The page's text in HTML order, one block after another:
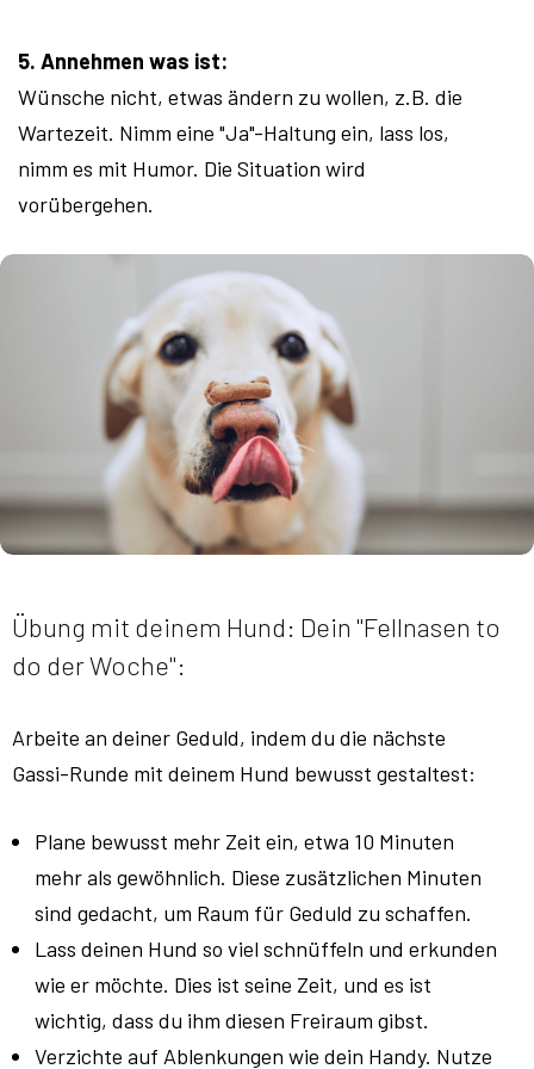
5. Annehmen was ist:
Wünsche nicht, etwas ändern zu wollen, z.B. die
Wartezeit. Nimm eine "Ja"-Haltung ein, lass los,
nimm es mit Humor. Die Situation wird
vorübergehen.
Übung mit deinem Hund: Dein "Fellnasen to
do der Woche":
Arbeite an deiner Geduld, indem du die nächste
Gassi-Runde mit deinem Hund bewusst gestaltest:
Plane bewusst mehr Zeit ein, etwa 10 Minuten
mehr als gewöhnlich. Diese zusätzlichen Minuten
sind gedacht, um Raum für Geduld zu schaffen.
Lass deinen Hund so viel schnüffeln und erkunden
wie er möchte. Dies ist seine Zeit, und es ist
wichtig, dass du ihm diesen Freiraum gibst.
Verzichte auf Ablenkungen wie dein Handy. Nutze